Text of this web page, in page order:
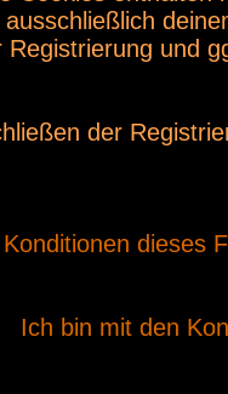
Registrierung und
der
dieses
Ich bin mit den